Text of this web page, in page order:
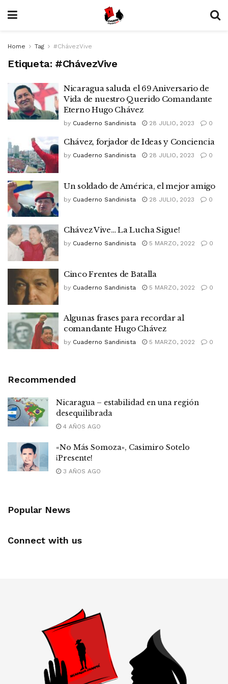
Home Tag #ChávezVive
Etiqueta: #ChávezVive
Nicaragua saluda el 69 Aniversario de
Vida de nuestro Querido Comandante
Eterno Hugo Chávez
by Cuaderno Sandinista 28 JULIO, 2023 0
Chávez, forjador de Ideas y Conciencia
by Cuaderno Sandinista 28 JULIO, 2023 0
Un soldado de América, el mejor amigo
by Cuaderno Sandinista 28 JULIO, 2023 0
Chávez Vive… La Lucha Sigue!
by Cuaderno Sandinista 5 MARZO, 2022 0
Cinco Frentes de Batalla
by Cuaderno Sandinista 5 MARZO, 2022 0
Algunas frases para recordar al
comandante Hugo Chávez
by Cuaderno Sandinista 5 MARZO, 2022 0
Recommended
Nicaragua – estabilidad en una región
desequilibrada
4 AÑOS AGO
«No Más Somoza», Casimiro Sotelo
¡Presente!
3 AÑOS AGO
Popular News
Connect with us